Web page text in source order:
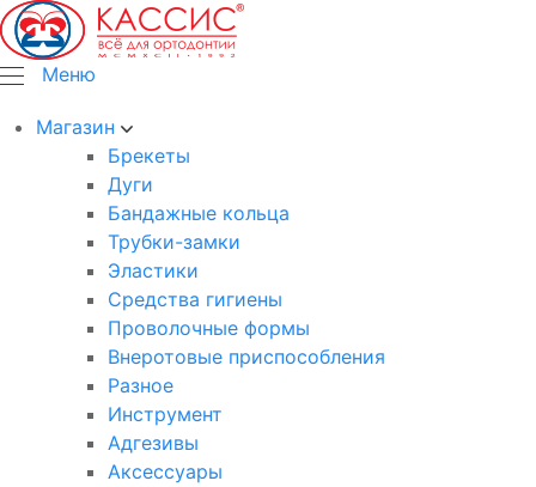
Меню
Магазин
Брекеты
Дуги
Бандажные кольца
Трубки-замки
Эластики
Средства гигиены
Проволочные формы
Внеротовые приспособления
Разное
Инструмент
Адгезивы
Аксессуары